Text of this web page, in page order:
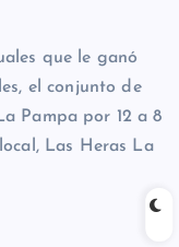
que le ganó
el conjunto de
Pampa por 12 a 8
Las Heras La